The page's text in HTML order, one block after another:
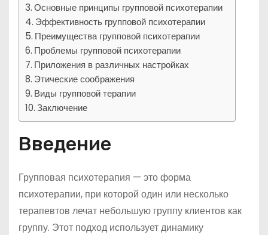
Основные принципы групповой психотерапии
Эффективность групповой психотерапии
Преимущества групповой психотерапии
Проблемы групповой психотерапии
Приложения в различных настройках
Этические соображения
Виды групповой терапии
Заключение
Введение
Групповая психотерапия — это форма
психотерапии, при которой один или несколько
терапевтов лечат небольшую группу клиентов как
группу. Этот подход использует динамику